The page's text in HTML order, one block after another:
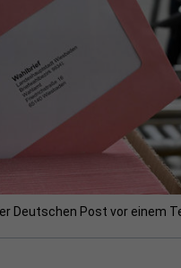
Deutschen Post vor einem